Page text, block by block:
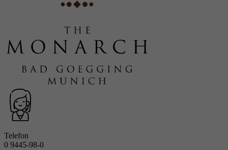
Telefon
0 9445-98-0